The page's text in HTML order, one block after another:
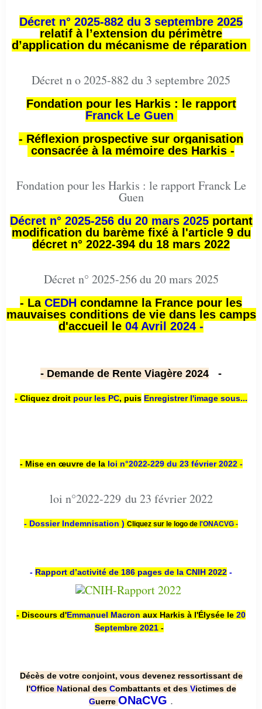
Décret n° 2025-882 du 3 septembre 2025
relatif à l’extension du périmètre
d’application du mécanisme de réparation
Décret n o 2025-882 du 3 septembre 2025
Fondation pour les Harkis : le rapport
Franck Le Guen
- Réflexion prospective sur organisation
consacrée à la mémoire des Harkis -
Fondation pour les Harkis : le rapport Franck Le
Guen
Décret n° 2025-256 du 20 mars 2025portant
modification du barème fixé à l'article 9 du
décret n° 2022-394 du 18 mars 2022
Décret n° 2025-256 du 20 mars 2025
- La CEDH condamne la France pour les
mauvaises conditions de vie dans les camps
d'accueil le 04 Avril 2024 -
- Demande de Rente Viagère 2024 -
- Cliquez droit pour les PC, puis Enregistrer l'image sous...
- Mise en œuvre de la loi n°2022-229 du 23 février 2022 -
loi n°2022-229 du 23 février 2022
- Dossier Indemnisation ) Cliquez sur le logo de l'ONACVG -
- Rapport d’activité de 186 pages de la CNIH 2022 -
- Discours d'Emmanuel Macron aux Harkis à l'Élysée le 20
Septembre 2021 -
Décès de votre conjoint, vous devenez ressortissant de
l'Office National des Combattants et des Victimes de
Guerre ONaCVG .